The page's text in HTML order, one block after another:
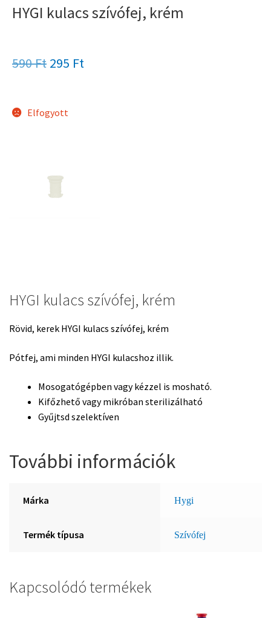
HYGI kulacs szívófej, krém
590Ft 295 Ft
Elfogyott
HYGI kulacs szívófej, krém
Rövid, kerek HYGI kulacs szívófej, krém
Pótfej, ami minden HYGI kulacshoz illik.
Mosogatógépben vagy kézzel is mosható.
Kifőzhető vagy mikróban sterilizálható
Gyűjtsd szelektíven
További információk
Márka Hygi
Termék típusa Szívófej
Kapcsolódó termékek